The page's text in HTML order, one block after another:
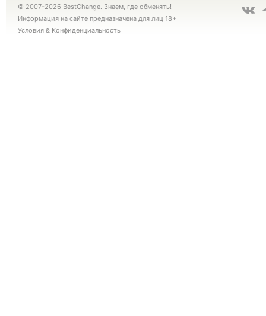
© 2007-2026 BestChange. Знаем, где обменять!
Информация на сайте предназначена для лиц 18+
Условия & Конфиденциальность